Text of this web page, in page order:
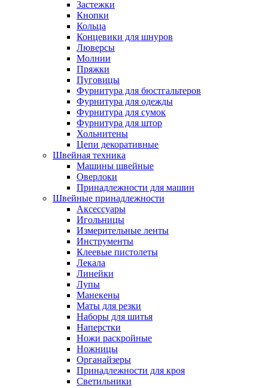
Застежки
Кнопки
Кольца
Концевики для шнуров
Люверсы
Молнии
Пряжки
Пуговицы
Фурнитура для бюстгальтеров
Фурнитура для одежды
Фурнитура для сумок
Фурнитура для штор
Хольнитены
Цепи декоративные
Швейная техника
Машины швейные
Оверлоки
Принадлежности для машин
Швейные принадлежности
Аксессуары
Игольницы
Измерительные ленты
Инструменты
Клеевые пистолеты
Лекала
Линейки
Лупы
Манекены
Маты для резки
Наборы для шитья
Наперстки
Ножи раскройные
Ножницы
Органайзеры
Принадлежности для кроя
Светильники